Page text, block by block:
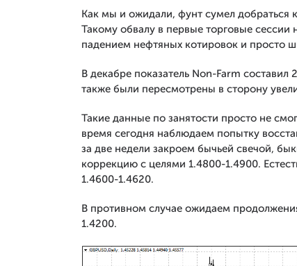
Как мы и ожидали, фунт сумел добраться
Такому обвалу в первые торговые сессии
падением нефтяных котировок и просто
В декабре показатель Non-Farm
также были пересмотрены в сторону
Такие данные по занятости просто не
время сегодня наблюдаем попытку
за две недели закроем бычьей свечой,
коррекцию с целями 1.4800-1.4900.
1.4600-1.4620.
В противном случае ожидаем
1.4200.